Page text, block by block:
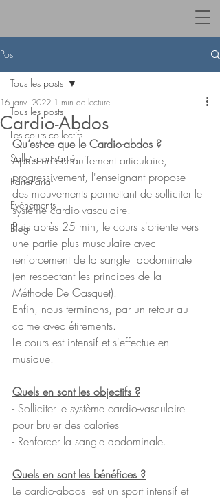
Post
Tous les posts
Les cours collectifs
Salle sport-santé
Partenariat
Evènements
Blog
Tous les posts
Cardio-Abdos
16 janv. 2022 1 min de lecture
Qu’est-ce que le Cardio-abdos ?
Après un échauffement articulaire,
progressivement, l'enseignant propose
des mouvements permettant de solliciter le
système cardio-vasculaire.
Puis après 25 min, le cours s'oriente vers
une partie plus musculaire avec
renforcement de la sangle  abdominale
(en respectant les principes de la
Méthode De Gasquet).
Enfin, nous terminons, par un retour au
calme avec étirements.
Le cours est intensif et s'effectue en
musique.
Quels en sont les objectifs ?
- Solliciter le système cardio-vasculaire
pour bruler des calories
- Renforcer la sangle abdominale.
Quels en sont les bénéfices ?
Le cardio-abdos  est un sport intensif et